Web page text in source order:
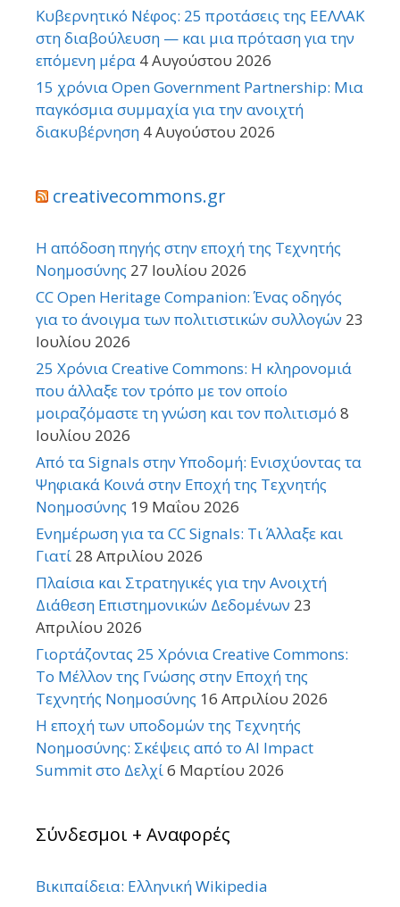
Κυβερνητικό Νέφος: 25 προτάσεις της ΕΕΛΛΑΚ
στη διαβούλευση — και μια πρόταση για την
επόμενη μέρα 4 Αυγούστου 2026
15 χρόνια Open Government Partnership: Μια
παγκόσμια συμμαχία για την ανοιχτή
διακυβέρνηση 4 Αυγούστου 2026
creativecommons.gr
Η απόδοση πηγής στην εποχή της Τεχνητής
Νοημοσύνης 27 Ιουλίου 2026
CC Open Heritage Companion: Ένας οδηγός
για το άνοιγμα των πολιτιστικών συλλογών 23
Ιουλίου 2026
25 Χρόνια Creative Commons: Η κληρονομιά
που άλλαξε τον τρόπο με τον οποίο
μοιραζόμαστε τη γνώση και τον πολιτισμό 8
Ιουλίου 2026
Από τα Signals στην Υποδομή: Ενισχύοντας τα
Ψηφιακά Κοινά στην Εποχή της Τεχνητής
Νοημοσύνης 19 Μαΐου 2026
Ενημέρωση για τα CC Signals: Τι Άλλαξε και
Γιατί 28 Απριλίου 2026
Πλαίσια και Στρατηγικές για την Ανοιχτή
Διάθεση Επιστημονικών Δεδομένων 23
Απριλίου 2026
Γιορτάζοντας 25 Χρόνια Creative Commons:
Το Μέλλον της Γνώσης στην Εποχή της
Τεχνητής Νοημοσύνης 16 Απριλίου 2026
Η εποχή των υποδομών της Τεχνητής
Νοημοσύνης: Σκέψεις από το AI Impact
Summit στο Δελχί6 Μαρτίου 2026
Σύνδεσμοι + Αναφορές
Βικιπαίδεια: Ελληνική Wikipedia